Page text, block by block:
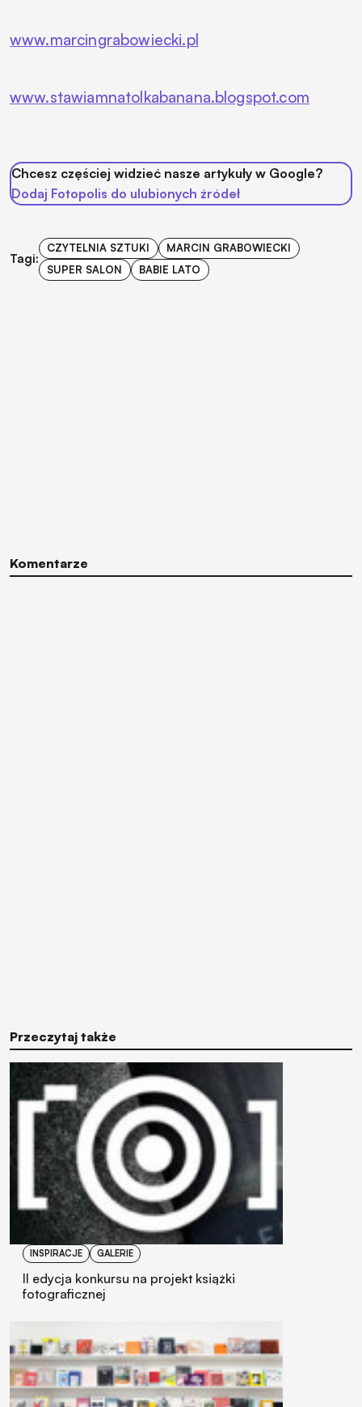
www.marcingrabowiecki.pl
www.stawiamnatolkabanana.blogspot.com
Chcesz częściej widzieć nasze artykuły w Google?
Dodaj Fotopolis do ulubionych źródeł
Tagi:
CZYTELNIA SZTUKI
MARCIN GRABOWIECKI
SUPER SALON
BABIE LATO
Komentarze
Przeczytaj także
INSPIRACJE GALERIE
II edycja konkursu na projekt książki
fotograficznej